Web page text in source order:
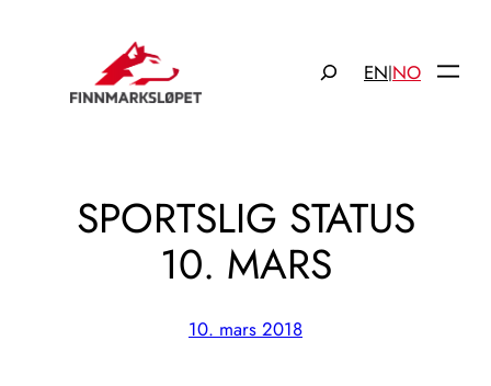
EN|NO
SPORTSLIG STATUS
10. MARS
10. mars 2018